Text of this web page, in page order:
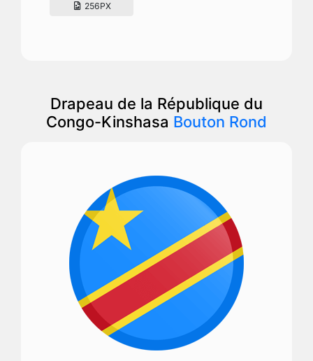
256PX
Drapeau de la République du
Congo-Kinshasa Bouton Rond